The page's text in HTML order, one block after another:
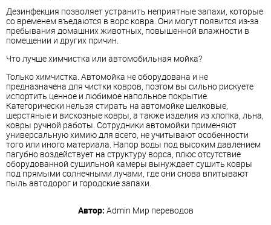
Дезинфекция позволяет устранить неприятные запахи, которые
со временем въедаются в ворс ковра. Они могут появится из-за
пребывания домашних животных, повышенной влажности в
помещении и других причин.
Что лучше химчистка или автомобильная мойка?
Только химчистка. Автомойка не оборудована и не
предназначена для чистки ковров, поэтом вы сильно рискуете
испортить ценное и любимое напольное покрытие.
Категорически нельзя стирать на автомойке шелковые,
шерстяные и вискозные ковры, а также изделия из хлопка, льна,
ковры ручной работы. Сотрудники автомойки применяют
универсальную химию для всего, не учитывают особенности
того или иного материала. Напор воды под высоким давлением
пагубно воздействует на структуру ворса, плюс отсутствие
оборудованной сушильной камеры вынуждает сушить ковры
под прямыми солнечными лучами, где они снова впитывают
пыль автодорог и городские запахи.
Автор: Admin Мир переводов